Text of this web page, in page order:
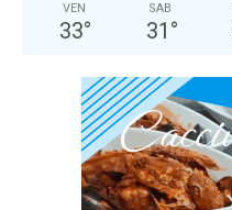
VEN
33°
SAB
31 °